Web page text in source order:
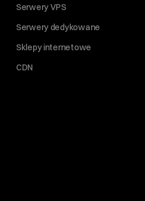
Serwery VPS
Serwery dedykowane
Sklepy internetowe
CDN